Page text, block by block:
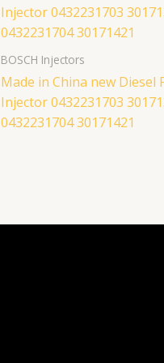
BOSCH Injectors
Made in China new Diesel
Injector 0432231703
0432231704 30171421